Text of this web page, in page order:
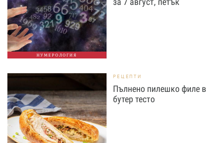
НУМЕРОЛОГИЯ
РЕЦЕПТИ
Пълнено пилешко филе в
бутер тесто